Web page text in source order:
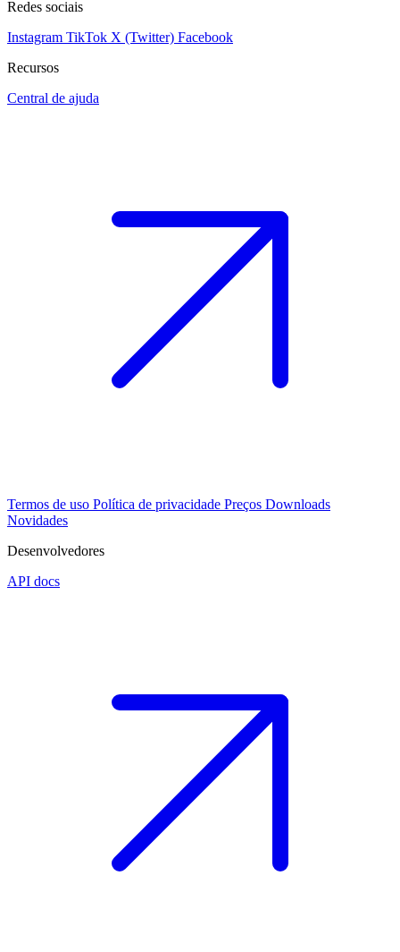
Redes sociais
Instagram TikTok X (Twitter) Facebook
Recursos
Central de ajuda
Termos de uso Política de privacidade Preços Downloads
Novidades
Desenvolvedores
API docs